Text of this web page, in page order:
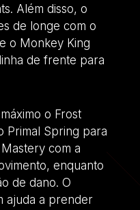
Além disso, o
de longe com o
o Monkey King
de frente para
o Frost
Primal Spring para
com a
enquanto
de dano. O
ajuda a prender